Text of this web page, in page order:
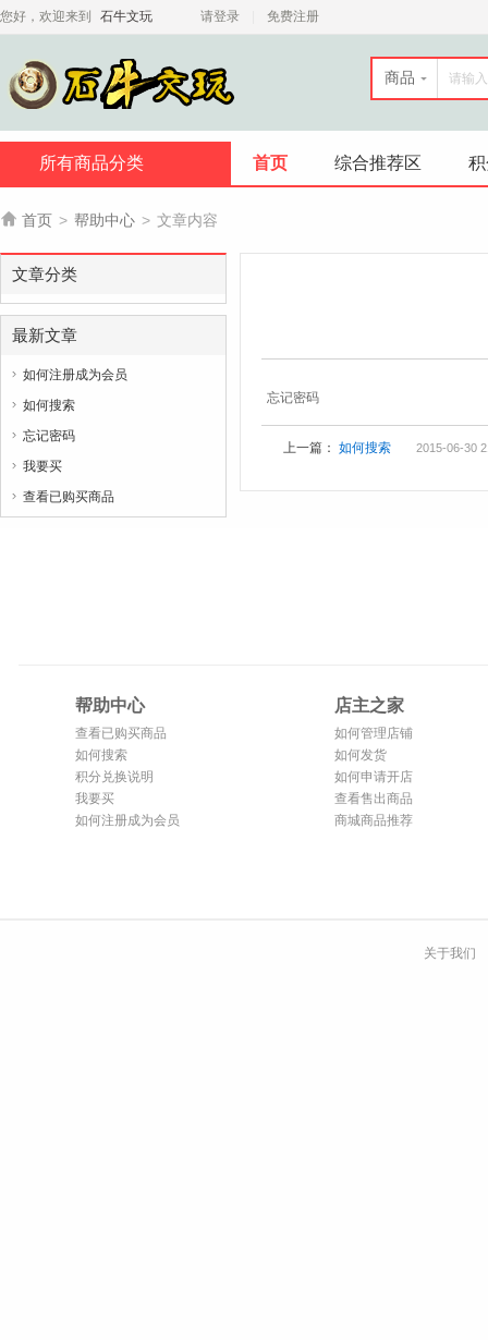
您好，欢迎来到 石牛文玩 请登录 免费注册
商品
所有商品分类 首页 综合推荐区
 首页 > 帮助中心 > 文章内容
文章分类
最新文章
 如何注册成为会员
 如何搜索
 忘记密码
 我要买
 查看已购买商品
忘记密码
上一篇： 如何搜索 2015-06-30
帮助中心
查看已购买商品
如何搜索
积分兑换说明
我要买
如何注册成为会员
店主之家
如何管理店铺
如何发货
如何申请开店
查看售出商品
商城商品推荐
关于我们